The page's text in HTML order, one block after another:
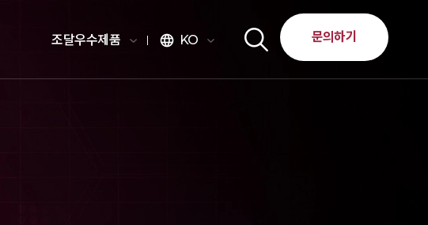
조달우수제품 language KO 문의하기